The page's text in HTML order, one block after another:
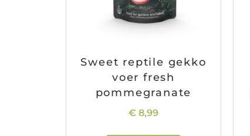
Sweet reptile gekko
voer fresh
pommegranate
€ 8,99